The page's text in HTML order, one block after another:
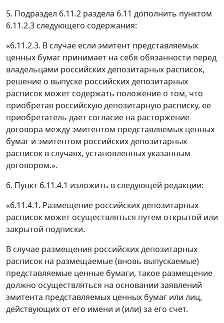
5. Подраздел 6.11.2 раздела 6.11 дополнить пунктом
6.11.2.3 следующего содержания:
«6.11.2.3. В случае если эмитент представляемых
ценных бумаг принимает на себя обязанности перед
владельцами российских депозитарных расписок,
решение о выпуске российских депозитарных
расписок может содержать положение о том, что
приобретая российскую депозитарную расписку, ее
приобретатель дает согласие на расторжение
договора между эмитентом представляемых ценных
бумаг и эмитентом российских депозитарных
расписок в случаях, установленных указанным
договором.».
6. Пункт 6.11.4.1 изложить в следующей редакции:
«6.11.4.1. Размещение российских депозитарных
расписок может осуществляться путем открытой или
закрытой подписки.
В случае размещения российских депозитарных
расписок на размещаемые (вновь выпускаемые)
представляемые ценные бумаги, такое размещение
должно осуществляться на основании заявлений
эмитента представляемых ценных бумаг или лиц,
действующих от его имени и (или) за его счет.